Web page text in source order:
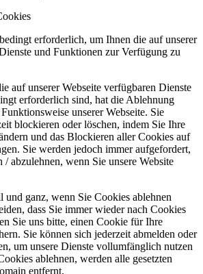
erforderlich, um Ihnen die auf unserer
und Funktionen zur Verfügung zu
auf unserer Webseite verfügbaren Dienste
erforderlich sind, hat die Ablehnung
unserer Webseite. Sie
blockieren oder löschen, indem Sie Ihre
und das Blockieren aller Cookies auf
Sie werden jedoch immer aufgefordert,
/ abzulehnen, wenn Sie unsere Website
und ganz, wenn Sie Cookies ablehnen
dass Sie immer wieder nach Cookies
Sie uns bitte, einen Cookie für Ihre
Sie können sich jederzeit abmelden oder
um unsere Dienste vollumfänglich nutzen
ablehnen, werden alle gesetzten
entfernt.